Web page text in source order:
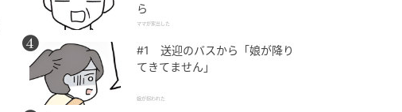
ら
ママが家出した
#1 送迎のバスから「娘が降り
てきてません」
娘が拐われた